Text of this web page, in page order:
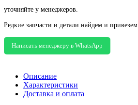
уточняйте у менеджеров.
Редкие запчасти и детали найдем и привезем.
Написать менеджеру в WhatsApp
Описание
Характеристики
Доставка и оплата